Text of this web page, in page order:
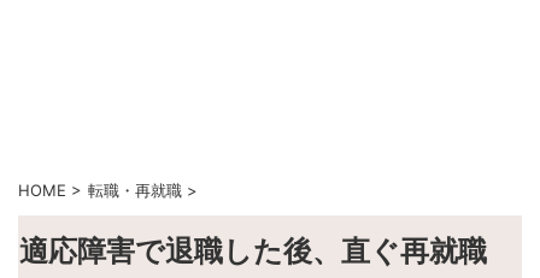
HOME > 転職・再就職 >
適応障害で退職した後、直ぐ再就職